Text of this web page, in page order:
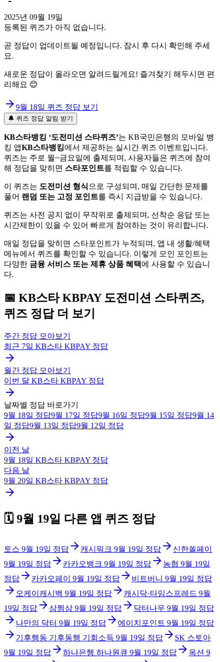
2025년 09월 19일
등록된 퀴즈가 아직 없습니다.
곧 정답이 업데이트될 예정입니다. 잠시 후 다시 확인해 주세
요.
새로운 정답이 올라오면 알려드릴게요! 즐겨찾기 해두시면 편
리해요 😊
9월 18일 퀴즈 정답 보기
🔔 퀴즈 정답 알림 받기
KB스타뱅킹 ‘도전미션 스타퀴즈’는 KB국민은행의 모바일 뱅
킹 앱KB스타뱅킹에서 제공하는 실시간 퀴즈 이벤트입니다.
퀴즈는 주로 월~금요일에 출제되며, 사용자들은 퀴즈에 참여
해 정답을 맞히면 스타포인트를 적립할 수 있습니다.
이 퀴즈는 도전미션 형식 으로 구성되며, 매일 간단한 문제를
풀어 랜덤 또는 고정 포인트를 즉시 지급받을 수 있습니다.
퀴즈는 사전 공지 없이 무작위로 출제되며, 선착순 응답 또는
시간제한이 있을 수 있어 빠르게 참여하는 것이 유리합니다.
매일 정답을 맞히면 스타포인트가 누적되며, 앱 내 생활/혜택
메뉴에서 퀴즈를 확인할 수 있습니다. 이렇게 모인 포인트는
다양한 금융 서비스 또는 제휴 상품 혜택에 사용할 수 있습니
다.
📅 KB스타 KBPAY 도전미션 스타퀴즈,
퀴즈 정답 더 보기
주간 정답 모아보기
최근 7일 KB스타 KBPAY 정답
월간 정답 모아보기
이번 달 KB스타 KBPAY 정답
날짜별 정답 바로가기
9월 18일 정답9월 17일 정답9월 16일 정답9월 15일 정답9월 14
일 정답9월 13일 정답9월 12일 정답
이전 날
9월 18일 KB스타 KBPAY 정답
다음 날
9월 20일 KB스타 KBPAY 정답
🗓️ 9월 19일 다른 앱 퀴즈 정답
토스 9월 19일 정답 캐시워크 9월 19일 정답
신한쏠페이
9월 19일 정답 카카오뱅크 9월 19일 정답 농협 9월 19일
정답
카카오페이 9월 19일 정답 비트버니 9월 19일 정답
오케이캐시백 9월 19일 정답 캐시닥·타임스프레드 9월
19일 정답 삼쩜삼 9월 19일 정답 닥터나우 9월 19일 정답
나만의 닥터 9월 19일 정답 에이치포인트 9월 19일 정답
기후행동 기후동행 기회소득 9월 19일 정답
SK 스토아
9월 19일 정답 하나은행 하나원큐 9월 19일 정답 옥션 9